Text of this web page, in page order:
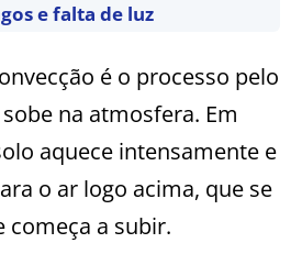
e falta de luz
é o processo pelo
na atmosfera. Em
aquece intensamente e
o ar logo acima, que se
começa a subir.